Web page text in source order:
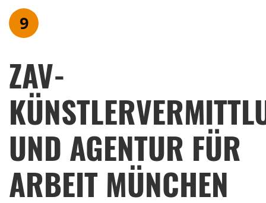
9
ZAV-
UND AGENTUR FÜR
ARBEIT MÜNCHEN